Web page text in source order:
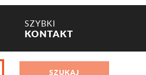
SZYBKI
KONTAKT